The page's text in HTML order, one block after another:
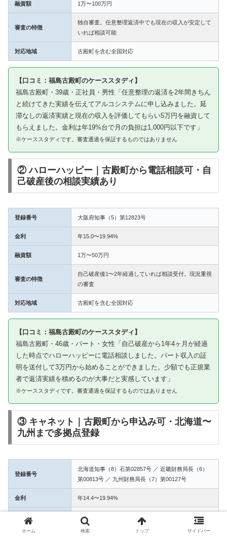
融資額 1万〜100万円
審査の特徴
独自審査。任意整理返済中でも現在の収入が安定して
いれば相談可能
対応地域 古殿町を含む全国対応
【口コミ：福島古殿町のケーススタディ】
福島古殿町・39歳・正社員・男性「任意整理の返済を2年間きちん
と続けてきた実績を伝えてアルコシステムに申し込みました。延
滞なしの返済実績と現在の収入を評価してもらい5万円を融資して
もらえました。金利は年19%台で月の負担は1,000円以下です」
※ケーススタディです。審査通過を保証するものではありません
② ハローハッピー｜古殿町から電話相談可・自
己破産後の相談実績あり
登録番号 大阪府知事（5）第12823号
金利 年15.0〜19.94%
融資額 1万〜50万円
審査の特徴
自己破産後1〜2年経過していれば相談受付。現況重視
の審査
対応地域 古殿町を含む全国対応
【口コミ：福島古殿町のケーススタディ】
福島古殿町・46歳・パート・女性「自己破産から1年4ヶ月が経過
した時点でハローハッピーに電話相談しました。パート収入の証
明を送付して3万円から始めることができました。少額でも正規業
者で返済実績を積めるのが大事だと実感しています」
※ケーススタディです。審査通過を保証するものではありません
③ キャネット｜古殿町から申込み可・北海道〜
九州まで多拠点登録
登録番号
北海道知事（8）石第02857号 ／ 近畿財務局長（6）
第00813号 ／ 九州財務局長（7）第00127号
金利 年14.4〜19.94%
融資額 1万〜50万円
ホーム 検索 トップ サイドバー